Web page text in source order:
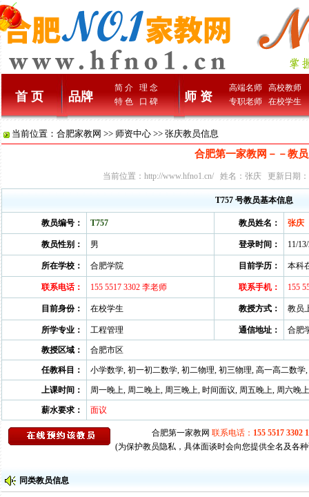
首 页 品牌
简 介
理 念
特 色
口 碑 师 资
高端名师
高校教师
专职老师
在校学生
当前位置： 合肥家教网 >> 师资中心 >> 张庆教员信息
合肥第一家教网－－教
当前位置： http://www.hfno1.cn/ 姓名：张庆 更新日期：
T757 号教员基本信息
教员编号： T757 教员姓名： 张庆
教员性别： 男 登录时间： 11/
所在学校： 合肥学院 目前学历： 本科
联系电话： 155 5517 3302 李老师 联系手机： 155
目前身份： 在校学生 教授方式： 教员
所学专业： 工程管理 通信地址： 合肥
教授区域： 合肥市区
任教科目： 小学数学, 初一初二数学, 初二物理, 初三物理, 高一高二数
上课时间： 周一晚上, 周二晚上, 周三晚上, 时间面议, 周五晚上, 周六晚
薪水要求： 面议
(为保护教员隐私，具体面谈时会向您提供全名及各
同类教员信息